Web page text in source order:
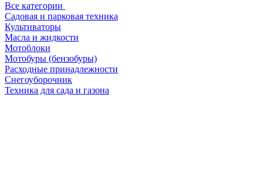
Все категории
Садовая и парковая техника
Культиваторы
Масла и жидкости
Мотоблоки
Мотобуры (бензобуры)
Расходные принадлежности
Снегоуборочник
Техника для сада и газона